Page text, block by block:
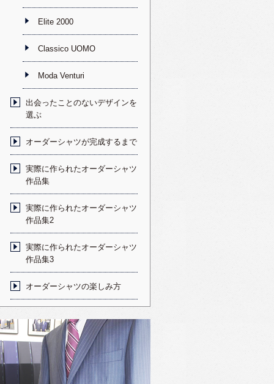
Elite 2000
Classico UOMO
Moda Venturi
出会ったことのないデザインを
選ぶ
オーダーシャツが完成するまで
実際に作られたオーダーシャツ
作品集
実際に作られたオーダーシャツ
作品集2
実際に作られたオーダーシャツ
作品集3
オーダーシャツの楽しみ方